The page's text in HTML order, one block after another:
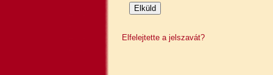
Elfelejtette a jelszavát?